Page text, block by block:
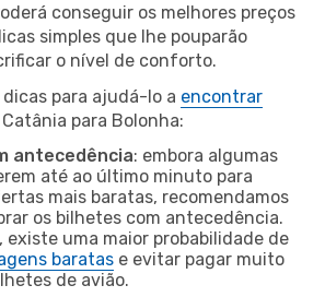
conseguir os melhores preços
simples que lhe pouparão
o nível de conforto.
para ajudá-lo a encontrar
para Bolonha:
antecedência: embora algumas
até ao último minuto para
mais baratas, recomendamos
os bilhetes com antecedência.
existe uma maior probabilidade de
baratas e evitar pagar muito
de avião.